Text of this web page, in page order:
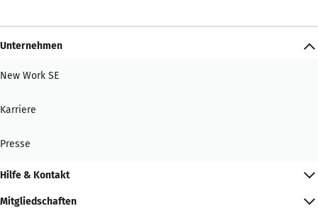
Unternehmen
New Work SE
Karriere
Presse
Hilfe & Kontakt
Mitgliedschaften